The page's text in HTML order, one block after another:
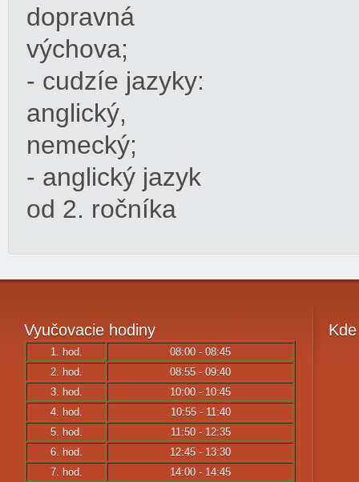
dopravná
výchova;
- cudzíe jazyky:
anglický,
nemecký;
- anglický jazyk
od 2. ročníka
Vyučovacie hodiny
1. hod.
08:00 - 08:45
2. hod.
08:55 - 09:40
3. hod.
10:00 - 10:45
4. hod.
10:55 - 11:40
5. hod.
11:50 - 12:35
6. hod.
12:45 - 13:30
7. hod.
14:00 - 14:45
Kde